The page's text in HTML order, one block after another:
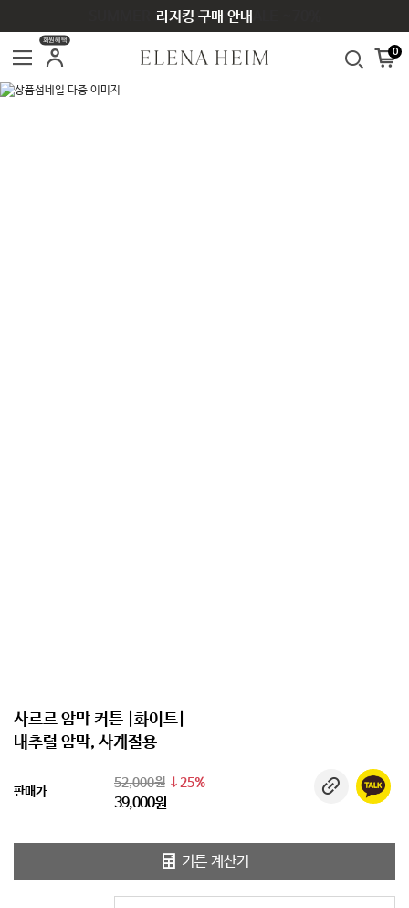
SUMMER SEASON OFF SALE ~70%
라지킹 구매 안내
회원혜택
0
사르르 암막 커튼 |화이트|
내추럴 암막, 사계절용
판매가
52,000원 25%
39,000원
커튼 계산기